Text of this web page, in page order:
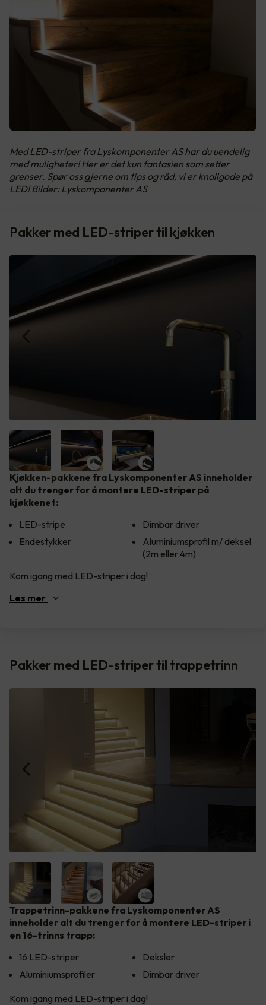
Med LED-striper fra Lyskomponenter AS har du uendelig
med muligheter! Her er det kun fantasien som setter
grenser. Spør oss gjerne om tips og råd, vi er knallgode på
LED! Bilder: Lyskomponenter AS
Pakker med LED-striper til kjøkken
Kjøkken-pakkene fra Lyskomponenter AS inneholder
alt du trenger for å montere LED-striper på
kjøkkenet:
LED-stripe
Endestykker
Dimbar driver
Aluminiumsprofil m/ deksel
(2m eller 4m)
Kom igang med LED-striper i dag!
Les mer
Pakker med LED-striper til trappetrinn
Trappetrinn-pakkene fra Lyskomponenter AS
inneholder alt du trenger for å montere LED-striper i
en 16-trinns trapp:
16 LED-striper
Aluminiumsprofiler
Deksler
Dimbar driver
Kom igang med LED-striper i dag!